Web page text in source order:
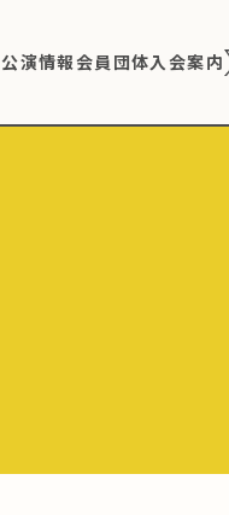
演情報会員団体入会案内